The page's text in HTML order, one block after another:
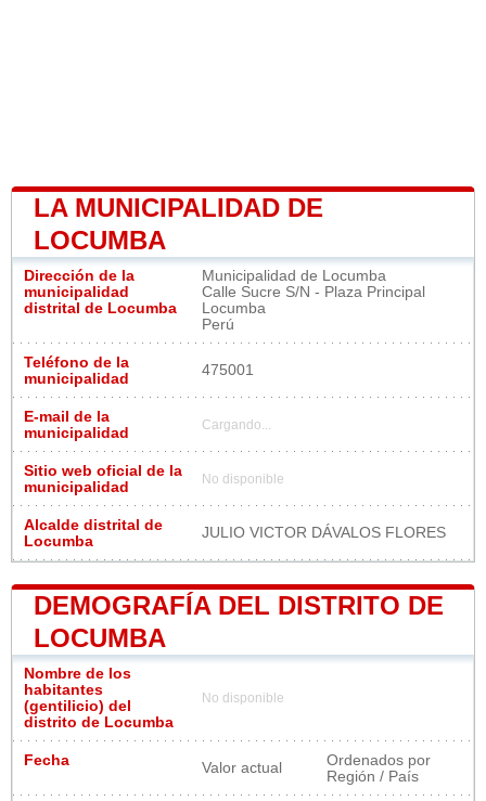
LA MUNICIPALIDAD DE
LOCUMBA
Dirección de la
municipalidad
distrital de Locumba
Municipalidad de Locumba
Calle Sucre S/N - Plaza Principal
Locumba
Perú
Teléfono de la
municipalidad
475001
E-mail de la
municipalidad
Cargando...
Sitio web oficial de la
municipalidad
No disponible
Alcalde distrital de
Locumba
JULIO VICTOR DÁVALOS FLORES
DEMOGRAFÍA DEL DISTRITO DE
LOCUMBA
Nombre de los
habitantes
(gentilicio) del
distrito de Locumba
No disponible
Fecha Valor actual
Ordenados por
Región / País